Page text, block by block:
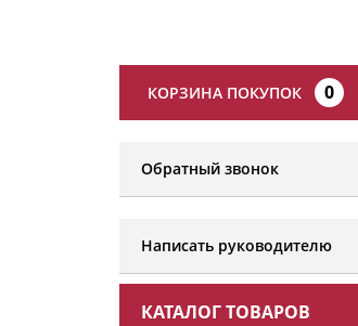
КОРЗИНА ПОКУПОК 0
Обратный звонок
Написать руководителю
КАТАЛОГ ТОВАРОВ